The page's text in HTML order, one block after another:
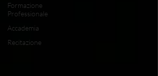
Formazione
Professionale
Accademia
Recitazione